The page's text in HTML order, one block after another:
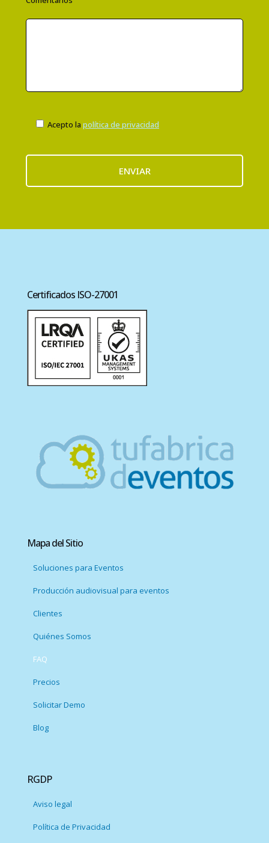
Acepto la política de privacidad
Certificados ISO-27001
Mapa del Sitio
Soluciones para Eventos
Producción audiovisual para eventos
Clientes
Quiénes Somos
FAQ
Precios
Solicitar Demo
Blog
RGDP
Aviso legal
Política de Privacidad